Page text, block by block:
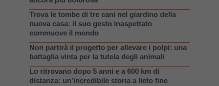
Trova le tombe di tre cani nel giardino della
nuova casa: il suo gesto inaspettato
commuove il mondo
Non partirà il progetto per allevare i polpi: una
battaglia vinta per la tutela degli animali
Lo ritrovano dopo 5 anni e a 600 km di
distanza: un’incredibile storia a lieto fine